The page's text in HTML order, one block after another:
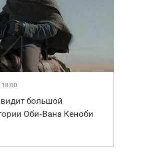
18:00
большой
Оби‑Вана Кеноби